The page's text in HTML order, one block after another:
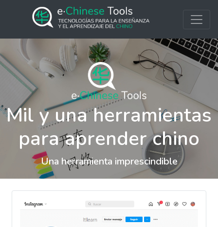
Mil y una herramientas
para aprender chino
Una herramienta imprescindible